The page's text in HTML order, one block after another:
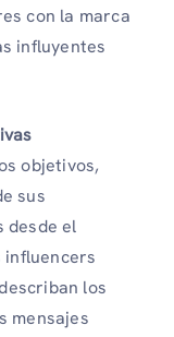
con la marca
influyentes
objetivos,
sus
desde el
influencers
los
mensajes